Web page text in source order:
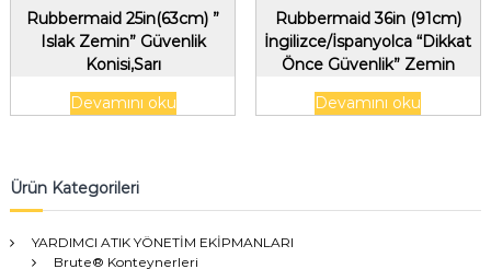
Rubbermaid 25in(63cm) ”
Islak Zemin” Güvenlik
Konisi,Sarı
Devamını oku
Rubbermaid 36in (91cm)
İngilizce/İspanyolca “Dikkat
Önce Güvenlik” Zemin
Konisi, Sarı
Devamını oku
Ürün Kategorileri
YARDIMCI ATIK YÖNETİM EKİPMANLARI
Brute® Konteynerleri